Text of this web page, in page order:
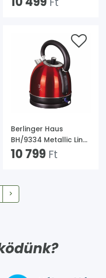
Berlinger Haus
BH/9334 Metallic Line
Burgundy Edition 1,8 L-
10 799 Ft
>